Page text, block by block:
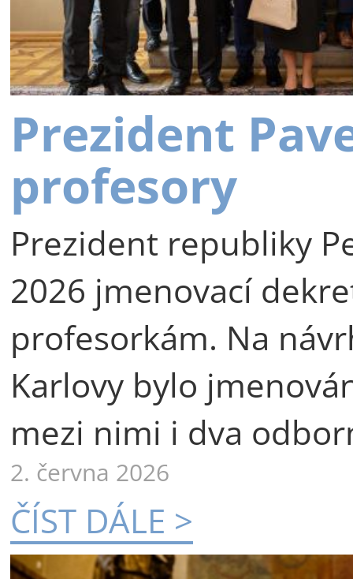
Prezident
profesory
Prezident republiky
2026 jmenovací
profesorkám. Na
Karlovy bylo
mezi nimi i dva
2. června 2026
ČÍST DÁLE >